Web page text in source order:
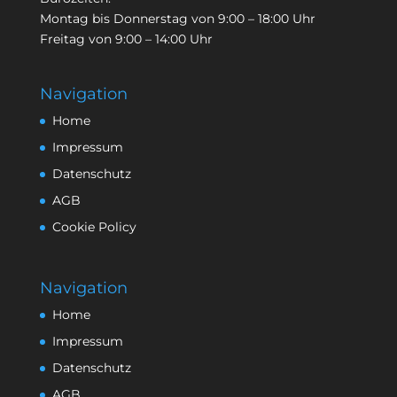
Montag bis Donnerstag von 9:00 – 18:00 Uhr
Freitag von 9:00 – 14:00 Uhr
Navigation
Home
Impressum
Datenschutz
AGB
Cookie Policy
Navigation
Home
Impressum
Datenschutz